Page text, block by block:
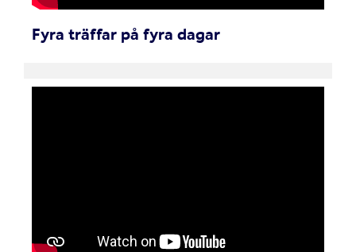
Fyra träffar på fyra dagar